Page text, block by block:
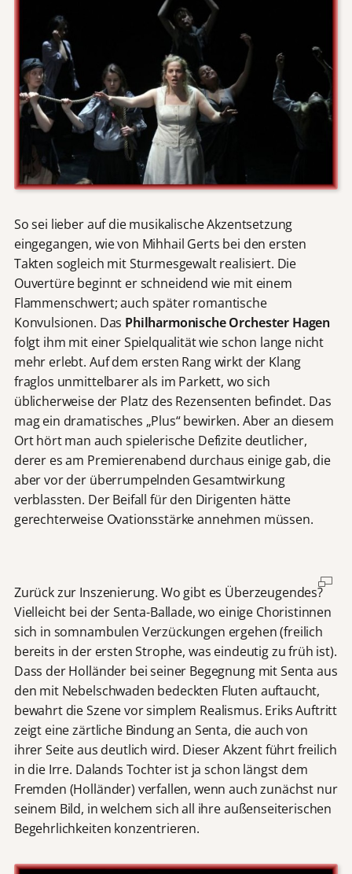
So sei lieber auf die musikalische Akzentsetzung
eingegangen, wie von Mihhail Gerts bei den ersten
Takten sogleich mit Sturmesgewalt realisiert. Die
Ouvertüre beginnt er schneidend wie mit einem
Flammenschwert; auch später romantische
Konvulsionen. Das Philharmonische Orchester Hagen
folgt ihm mit einer Spielqualität wie schon lange nicht
mehr erlebt. Auf dem ersten Rang wirkt der Klang
fraglos unmittelbarer als im Parkett, wo sich
üblicherweise der Platz des Rezensenten befindet. Das
mag ein dramatisches „Plus“ bewirken. Aber an diesem
Ort hört man auch spielerische Defizite deutlicher,
derer es am Premierenabend durchaus einige gab, die
aber vor der überrumpelnden Gesamtwirkung
verblassten. Der Beifall für den Dirigenten hätte
gerechterweise Ovationsstärke annehmen müssen.
Zurück zur Inszenierung. Wo gibt es Überzeugendes?
Vielleicht bei der Senta-Ballade, wo einige Choristinnen
sich in somnambulen Verzückungen ergehen (freilich
bereits in der ersten Strophe, was eindeutig zu früh ist).
Dass der Holländer bei seiner Begegnung mit Senta aus
den mit Nebelschwaden bedeckten Fluten auftaucht,
bewahrt die Szene vor simplem Realismus. Eriks Auftritt
zeigt eine zärtliche Bindung an Senta, die auch von
ihrer Seite aus deutlich wird. Dieser Akzent führt freilich
in die Irre. Dalands Tochter ist ja schon längst dem
Fremden (Holländer) verfallen, wenn auch zunächst nur
seinem Bild, in welchem sich all ihre außenseiterischen
Begehrlichkeiten konzentrieren.